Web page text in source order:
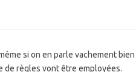
si on en parle vachement
de règles vont être employées.